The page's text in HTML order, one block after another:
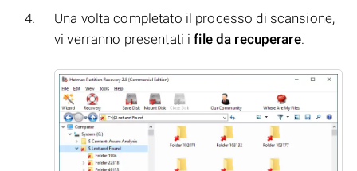
Una volta completato il processo di scansione,
vi verranno presentati ifile da recuperare.